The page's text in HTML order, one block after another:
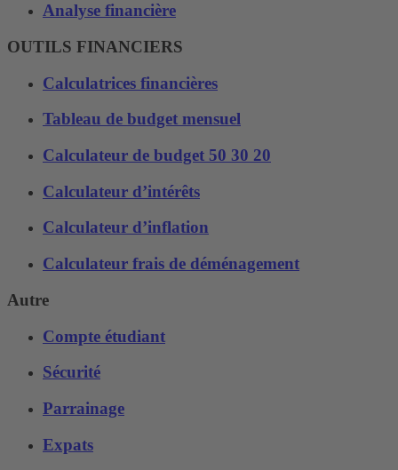
Analyse financière
OUTILS FINANCIERS
Calculatrices financières
Tableau de budget mensuel
Calculateur de budget 50 30 20
Calculateur d’intérêts
Calculateur d’inflation
Calculateur frais de déménagement
Autre
Compte étudiant
Sécurité
Parrainage
Expats